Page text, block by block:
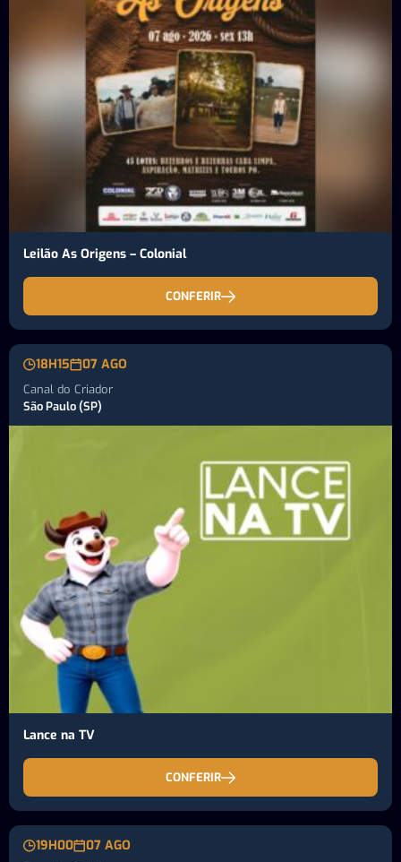
Leilão As Origens – Colonial
CONFERIR
18H15 07 AGO
Canal do Criador
São Paulo (SP)
Lance na TV
CONFERIR
19H00 07 AGO